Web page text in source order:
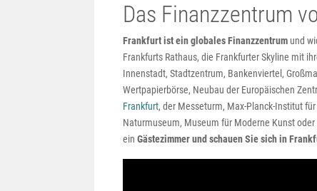
Das Finanzzentrum
Frankfurt ist ein globales Finanzzentrum und
Frankfurts Rathaus, die Frankfurter Skyline mit
Innenstadt, Stadtzentrum, Bankenviertel,
Wertpapierbörse, Neubau der Europäischen
Frankfurt, der Messeturm, Max-Planck-Institut
Naturmuseum, Museum für Moderne Kunst
ein Gästezimmer und schauen Sie sich in